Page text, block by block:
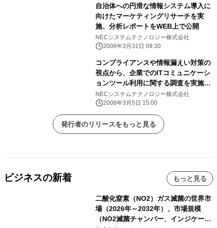
自治体への円滑な情報システム導入に
向けたマーケティングリサーチを実
施、分析レポートをWEB上で公開
NECシステムテクノロジー株式会社
2008年3月31日 09:30
コンプライアンスや情報漏えい対策の
視点から、企業でのITコミュニケーシ
ョンツール利用に関する調査を実施、
分析レポートをWEB上で公開
NECシステムテクノロジー株式会社
2008年3月5日 15:00
発行者のリリースをもっと見る
ビジネスの新着 もっと見る
二酸化窒素（NO2）ガス滅菌の世界市
場（2026年～2032年）、市場規模
（NO2滅菌チャンバー、インジケータ